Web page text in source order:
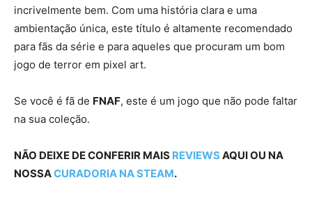
incrivelmente bem. Com uma história clara e uma
ambientação única, este título é altamente recomendado
para fãs da série e para aqueles que procuram um bom
jogo de terror em pixel art.
Se você é fã de FNAF, este é um jogo que não pode faltar
na sua coleção.
NÃO DEIXE DE CONFERIR MAIS REVIEWS AQUI OU NA
NOSSACURADORIA NA STEAM.